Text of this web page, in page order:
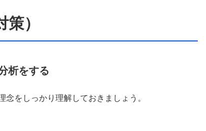
）
析をする
をしっかり理解しておきましょう。